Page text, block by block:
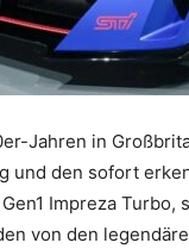
Jahren in
und den sofort
Impreza
von den